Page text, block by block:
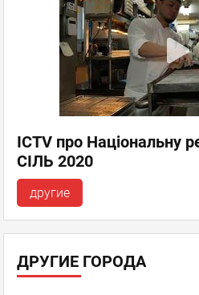
ICTV про Національну
СІЛЬ 2020
другие
ДРУГИЕ ГОРОДА